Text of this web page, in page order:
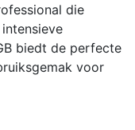
die
biedt de perfecte
voor